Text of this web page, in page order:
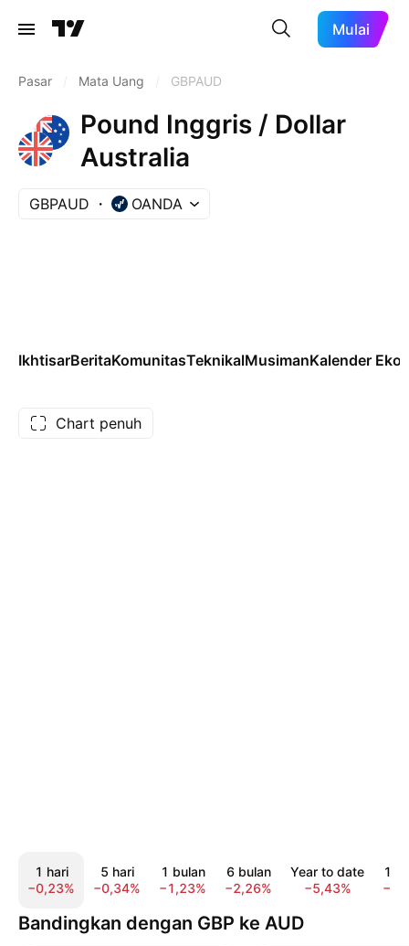
Mulai
Pasar Mata Uang GBPAUD
Pound Inggris / Dollar
Australia
GBPAUD OANDA
IkhtisarBeritaKomunitasTeknikalMusimanKalender
Chart penuh
1 hari
−0,23%
5 hari
−0,34%
1 bulan
−1,23%
6 bulan
−2,26%
Year to date
−5,43%
1
Bandingkan dengan GBP ke AUD